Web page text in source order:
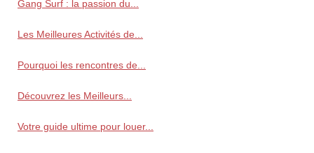
Gang Surf : la passion du...
Les Meilleures Activités de...
Pourquoi les rencontres de...
Découvrez les Meilleurs...
Votre guide ultime pour louer...